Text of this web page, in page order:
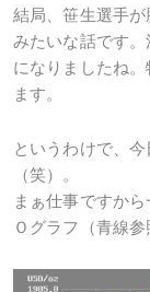
結局、笹生選手
みたいな話です
になりましたね
ます。
というわけで、
（笑）。
まぁ仕事ですか
Ｏグラフ（青線参